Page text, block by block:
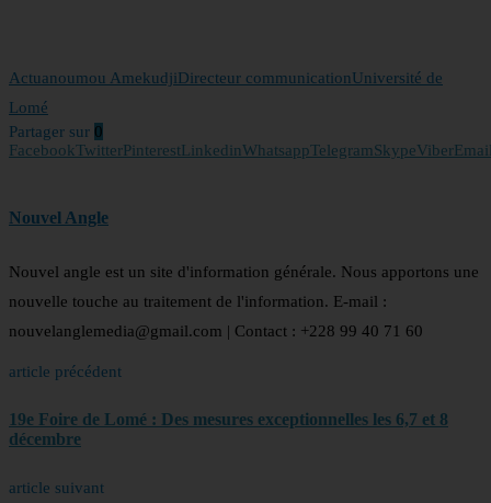
Actuanoumou AmekudjiDirecteur communicationUniversité de
Lomé
Partager sur 0
FacebookTwitterPinterestLinkedinWhatsappTelegramSkypeViber
Nouvel Angle
Nouvel angle est un site d'information générale. Nous apportons une
nouvelle touche au traitement de l'information. E-mail :
nouvelanglemedia@gmail.com | Contact : +228 99 40 71 60
article précédent
19e Foire de Lomé : Des mesures exceptionnelles les 6,7 et 8
décembre
article suivant